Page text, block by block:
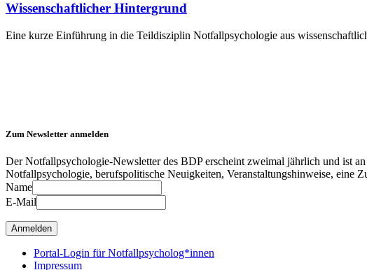
Wissenschaftlicher Hintergrund
Eine kurze Einführung in die Teildisziplin Notfallpsychologie aus
Zum Newsletter anmelden
Der Notfallpsychologie-Newsletter des BDP erscheint zweimal jährlich und ist
Notfallpsychologie, berufspolitische Neuigkeiten, Veranstaltungshinweise, eine
Name
E-Mail
Portal-Login für Notfallpsycholog*innen
Impressum